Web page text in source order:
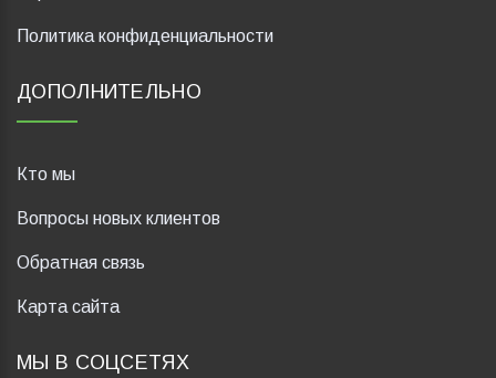
Политика конфиденциальности
ДОПОЛНИТЕЛЬНО
Кто мы
Вопросы новых клиентов
Обратная связь
Карта сайта
МЫ В СОЦСЕТЯХ